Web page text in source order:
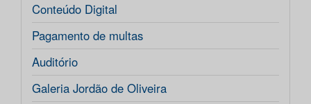
Conteúdo Digital
Pagamento de multas
Auditório
Galeria Jordão de Oliveira